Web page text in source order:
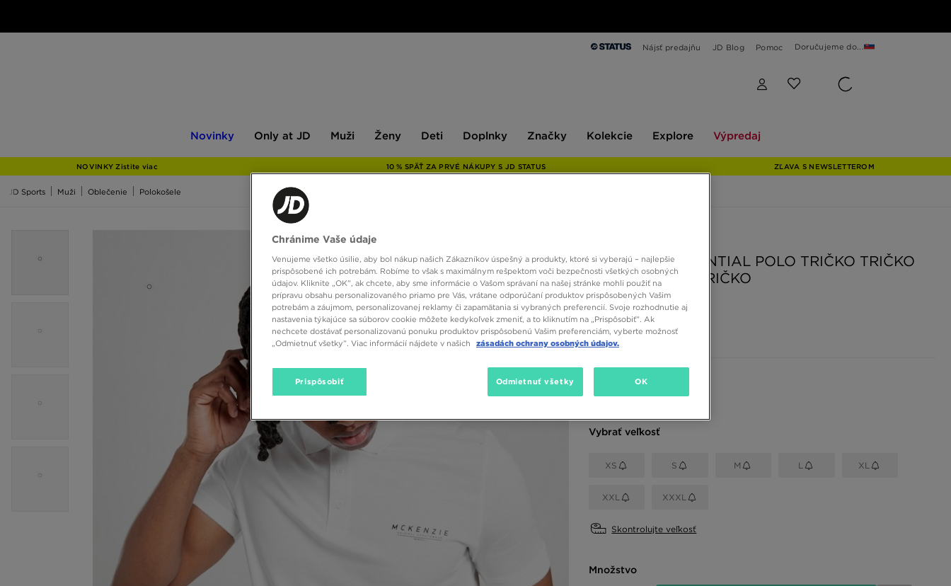
Nájsť predajňu JD Blog Pomoc Doručujeme do...
Novinky
JD
Only at JD Muži Ženy Deti Doplnky Značky Kolekcie Explore Výpredaj
NOVINKY Zistite viac 10 % SPÄŤ ZA PRVÉ NÁKUPY S JD STATUS ZĽAVA S NEWSLETTEROM
JD Sports Muži Oblečenie Polokošele
MCKENZIE ESSENTIAL POLO TRIČKO TRIČKO
TRIČKO TRIČK TRIČKO
6,00 €
Dostupné farby
Biela
Vybrať veľkosť
XS S M L XL
XXL XXXL
Skontrolujte veľkosť
Množstvo
Chránime Vaše údaje
Venujeme všetko úsilie, aby bol nákup našich Zákazníkov úspešný a produkty, ktoré si vyberajú – najlepšie
prispôsobené ich potrebám. Robíme to však s maximálnym rešpektom voči bezpečnosti všetkých osobných
údajov. Kliknite „OK”, ak chcete, aby sme informácie o Vašom správaní na našej stránke mohli použiť na
prípravu obsahu personalizovaného priamo pre Vás, vrátane odporúčaní produktov prispôsobených Vašim
potrebám a záujmom, personalizovanej reklamy či zapamätania si vybraných preferencií. Svoje rozhodnutie aj
nastavenia týkajúce sa súborov cookie môžete kedykoľvek zmeniť, a to kliknutím na „Prispôsobiť”. Ak
nechcete dostávať personalizovanú ponuku produktov prispôsobenú Vašim preferenciám, vyberte možnosť
„Odmietnuť všetky”. Viac informácií nájdete v našich
zásadách ochrany osobných údajov.
Prispôsobiť Odmietnuť všetky OK